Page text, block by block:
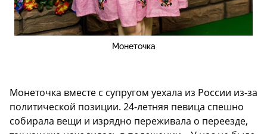
Монеточка
Монеточка вместе с супругом уехала из России из-за
политической позиции. 24-летняя певица спешно
собирала вещи и изрядно переживала о переезде,